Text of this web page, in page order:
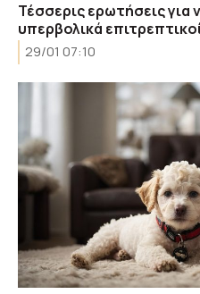
Τέσσερις ερωτήσεις για
υπερβολικά
29/01 07:10